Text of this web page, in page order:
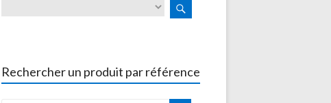
Rechercher un produit par référence